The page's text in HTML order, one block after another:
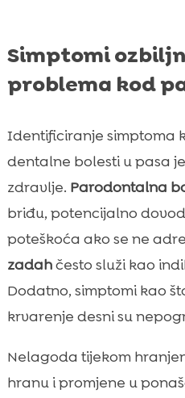
Simptomi
problema kod
Identificiranje simptoma
dentalne bolesti u pasa
zdravlje. Parodontalna
briđu, potencijalno
poteškoća ako se ne
zadahčesto služi kao
Dodatno, simptomi kao
krvarenje desni su
Nelagoda tijekom
hranu i promjene u